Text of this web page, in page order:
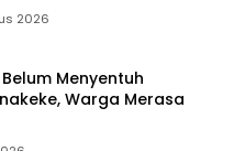
2026
Menyentuh
Warga Merasa